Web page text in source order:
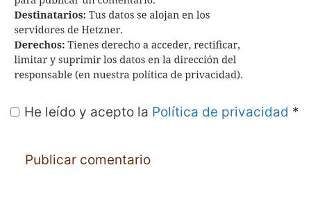
He leído y acepto la Política de privacidad *